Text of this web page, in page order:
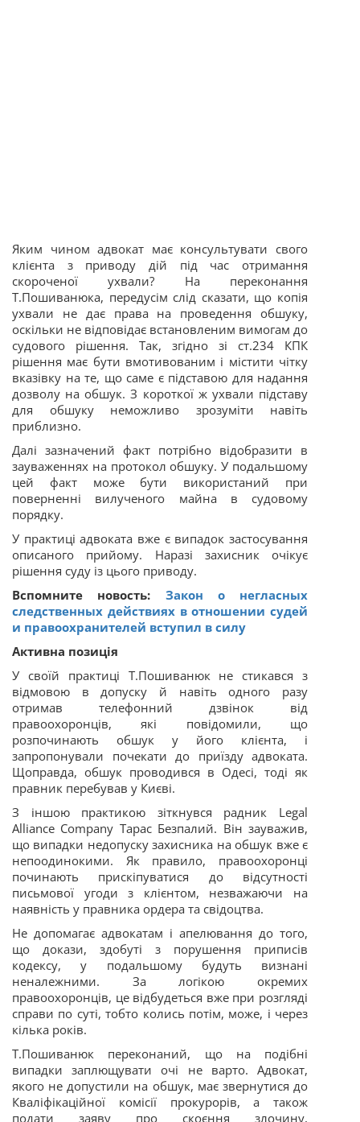
Яким чином адвокат має консультувати свого
клієнта з приводу дій під час отримання
скороченої ухвали? На переконання
Т.Пошиванюка, передусім слід сказати, що копія
ухвали не дає права на проведення обшуку,
оскільки не відповідає встановленим вимогам до
судового рішення. Так, згідно зі ст.234 КПК
рішення має бути вмотивованим і містити чітку
вказівку на те, що саме є підставою для надання
дозволу на обшук. З короткої ж ухвали підставу
для обшуку неможливо зрозуміти навіть
приблизно.
Далі зазначений факт потрібно відобразити в
зауваженнях на протокол обшуку. У подальшому
цей факт може бути використаний при
поверненні вилученого майна в судовому
порядку.
У практиці адвоката вже є випадок застосування
описаного прийому. Наразі захисник очікує
рішення суду із цього приводу.
Вспомните новость: Закон о негласных
следственных действиях в отношении судей
и правоохранителей вступил в силу
Активна позиція
У своїй практиці Т.Пошиванюк не стикався з
відмовою в допуску й навіть одного разу
отримав телефонний дзвінок від
правоохоронців, які повідомили, що
розпочинають обшук у його клієнта, і
запропонували почекати до приїзду адвоката.
Щоправда, обшук проводився в Одесі, тоді як
правник перебував у Києві.
З іншою практикою зіткнувся радник Legal
Alliance Company Тарас Безпалий. Він зауважив,
що випадки недопуску захисника на обшук вже є
непоодинокими. Як правило, правоохоронці
починають прискіпуватися до відсутності
письмової угоди з клієнтом, незважаючи на
наявність у правника ордера та свідоцтва.
Не допомагає адвокатам і апелювання до того,
що докази, здобуті з порушення приписів
кодексу, у подальшому будуть визнані
неналежними. За логікою окремих
правоохоронців, це відбудеться вже при розгляді
справи по суті, тобто колись потім, може, і через
кілька років.
Т.Пошиванюк переконаний, що на подібні
випадки заплющувати очі не варто. Адвокат,
якого не допустили на обшук, має звернутися до
Кваліфікаційної комісії прокурорів, а також
подати заяву про скоєння злочину,